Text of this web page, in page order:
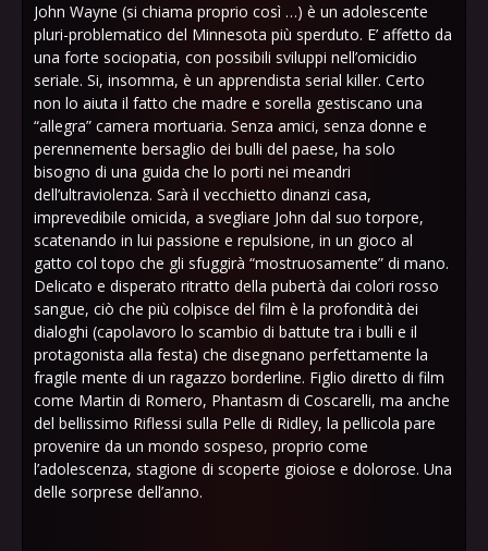
John Wayne (si chiama proprio così …) è un adolescente
pluri-problematico del Minnesota più sperduto. E’ affetto da
una forte sociopatia, con possibili sviluppi nell’omicidio
seriale. Si, insomma, è un apprendista serial killer. Certo
non lo aiuta il fatto che madre e sorella gestiscano una
“allegra” camera mortuaria. Senza amici, senza donne e
perennemente bersaglio dei bulli del paese, ha solo
bisogno di una guida che lo porti nei meandri
dell’ultraviolenza. Sarà il vecchietto dinanzi casa,
imprevedibile omicida, a svegliare John dal suo torpore,
scatenando in lui passione e repulsione, in un gioco al
gatto col topo che gli sfuggirà “mostruosamente” di mano.
Delicato e disperato ritratto della pubertà dai colori rosso
sangue, ciò che più colpisce del film è la profondità dei
dialoghi (capolavoro lo scambio di battute tra i bulli e il
protagonista alla festa) che disegnano perfettamente la
fragile mente di un ragazzo borderline. Figlio diretto di film
come Martin di Romero, Phantasm di Coscarelli, ma anche
del bellissimo Riflessi sulla Pelle di Ridley, la pellicola pare
provenire da un mondo sospeso, proprio come
l’adolescenza, stagione di scoperte gioiose e dolorose. Una
delle sorprese dell’anno.